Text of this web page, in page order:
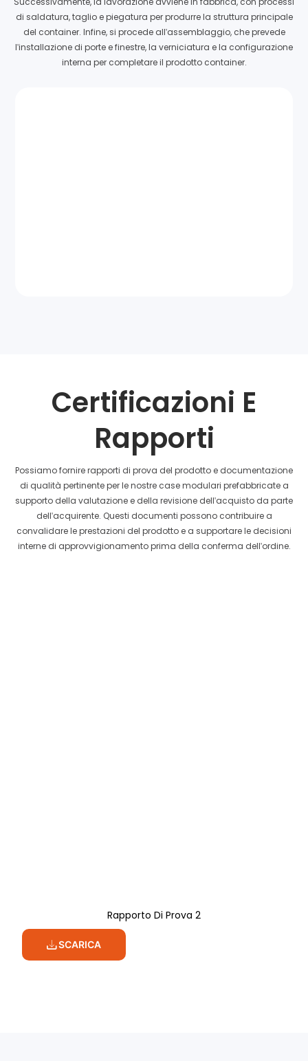
di saldatura, taglio e piegatura per produrre la struttura principale
del container. Infine, si procede all'assemblaggio, che prevede
l'installazione di porte e finestre, la verniciatura e la configurazione
interna per completare il prodotto container.
Certificazioni E
Rapporti
Possiamo fornire rapporti di prova del prodotto e documentazione
di qualità pertinente per le nostre case modulari prefabbricate a
supporto della valutazione e della revisione dell'acquisto da parte
dell'acquirente. Questi documenti possono contribuire a
convalidare le prestazioni del prodotto e a supportare le decisioni
interne di approvvigionamento prima della conferma dell'ordine.
Rapporto Di Prova 2
SCARICA